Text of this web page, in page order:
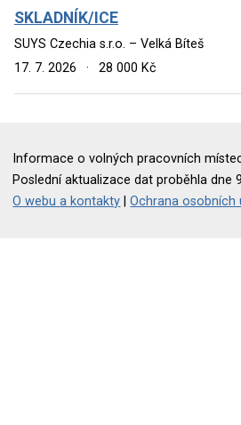
SKLADNÍK/ICE
SUYS Czechia s.r.o. – Velká Bíteš
17. 7. 2026
· 28 000 Kč
Informace o volných pracovních
Poslední aktualizace dat proběhla dne
O webu a kontakty |Ochrana osobních